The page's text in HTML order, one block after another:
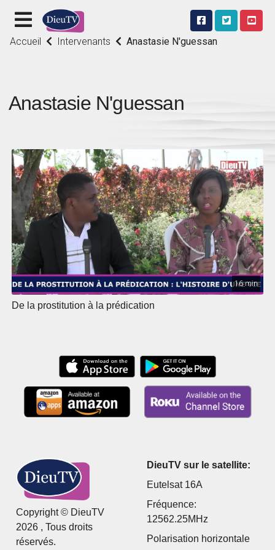
Accueil Intervenants Anastasie N'guessan
Anastasie N'guessan
16 min
De la prostitution à la prédication
Copyright © DieuTV
2026 , Tous droits
réservés.
DieuTV sur le satellite:
Eutelsat 16A
Fréquence:
12562.25MHz
Polarisation horizontale